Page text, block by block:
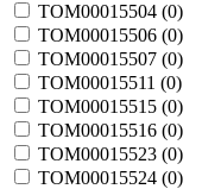
TOM00015504 (0)
TOM00015506 (0)
TOM00015507 (0)
TOM00015511 (0)
TOM00015515 (0)
TOM00015516 (0)
TOM00015523 (0)
TOM00015524 (0)